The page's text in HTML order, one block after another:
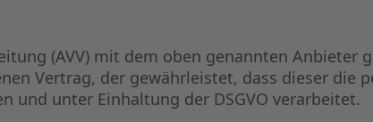
(AVV) mit dem oben genannten Anbieter
Vertrag, der gewährleistet, dass dieser die
und unter Einhaltung der DSGVO verarbeitet.